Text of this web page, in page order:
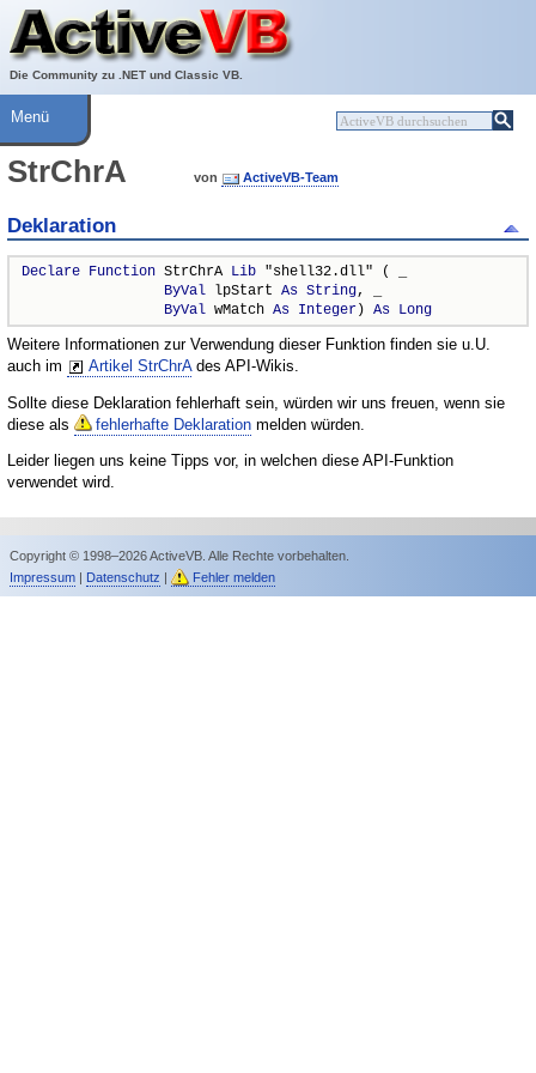
Die Community zu .NET und Classic VB.
Über ActiveVB
Hilfe
Menü
StrChrA von ActiveVB-Team
Deklaration
Declare Function StrChrA Lib "shell32.dll" ( _
ByVal lpStart As String, _
ByVal wMatch As Integer) As Long
Weitere Informationen zur Verwendung dieser Funktion finden sie u.U.
auch im
Artikel StrChrAdes API-Wikis.
Sollte diese Deklaration fehlerhaft sein, würden wir uns freuen, wenn sie
diese als
fehlerhafte Deklaration melden würden.
Leider liegen uns keine Tipps vor, in welchen diese API-Funktion
verwendet wird.
Copyright © 1998–2026 ActiveVB. Alle Rechte vorbehalten.
Impressum| Datenschutz | Fehler melden